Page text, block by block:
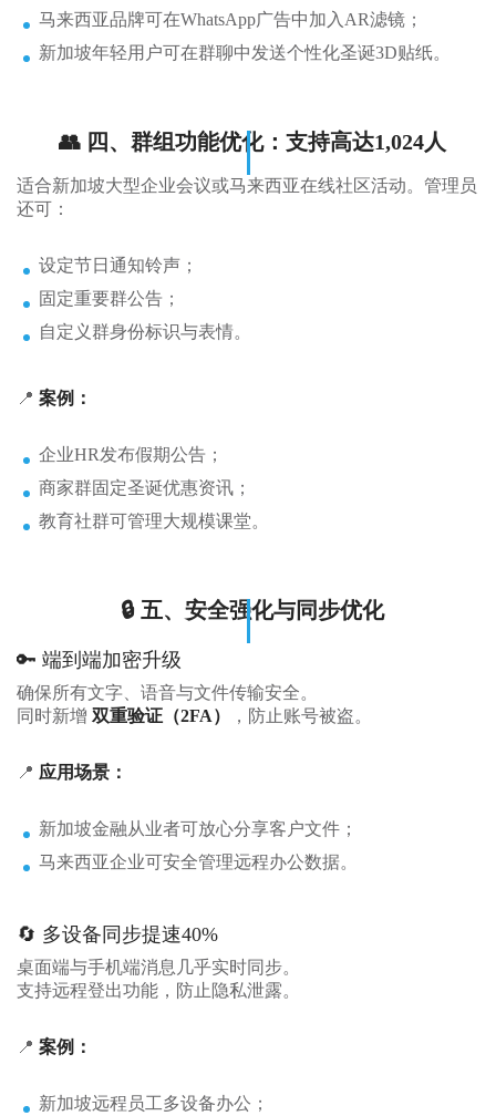
马来西亚品牌可在WhatsApp广告中加入AR滤镜；
新加坡年轻用户可在群聊中发送个性化圣诞3D贴纸。
👥 四、群组功能优化：支持高达1,024人
适合新加坡大型企业会议或马来西亚在线社区活动。管理员
还可：
设定节日通知铃声；
固定重要群公告；
自定义群身份标识与表情。
📍 案例：
企业HR发布假期公告；
商家群固定圣诞优惠资讯；
教育社群可管理大规模课堂。
🔒 五、安全强化与同步优化
🔑 端到端加密升级
确保所有文字、语音与文件传输安全。
同时新增 双重验证（2FA） ，防止账号被盗。
📍 应用场景：
新加坡金融从业者可放心分享客户文件；
马来西亚企业可安全管理远程办公数据。
🔄 多设备同步提速40%
桌面端与手机端消息几乎实时同步。
支持远程登出功能，防止隐私泄露。
📍 案例：
新加坡远程员工多设备办公；